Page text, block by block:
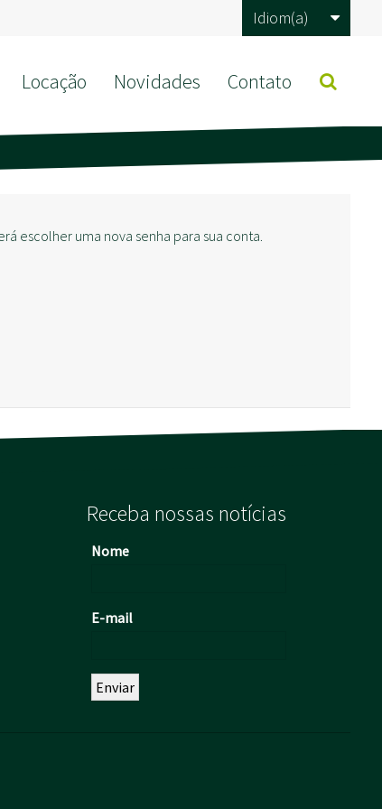
Idiom(a)
Locação Novidades Contato
escolher uma nova senha para sua conta.
Receba nossas notícias
Nome
E-mail